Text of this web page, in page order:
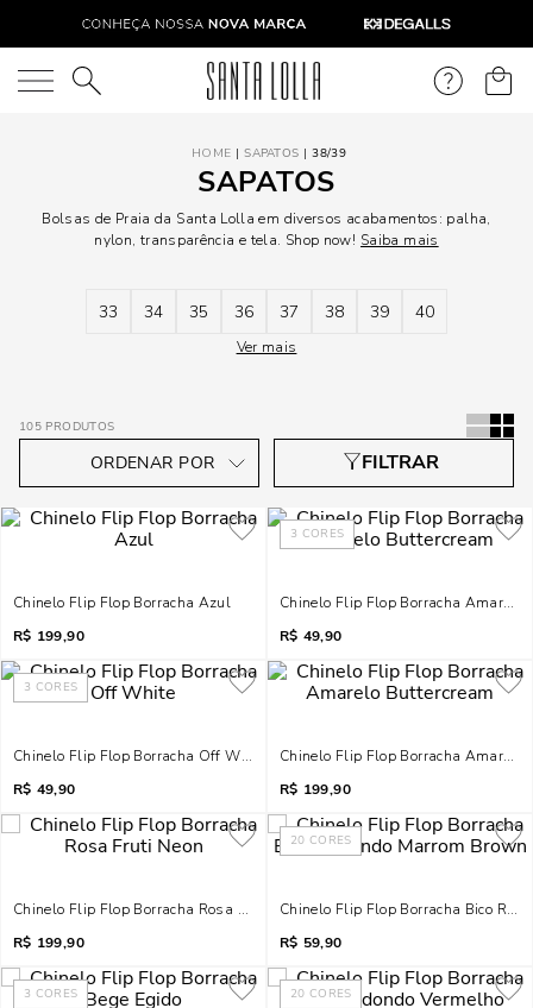
O que você está procurando?
SAPATOS 38/39
SAPATOS
Bolsas de Praia da Santa Lolla em diversos acabamentos: palha,
nylon, transparência e tela. Shop now! Saiba mais
33 34 35 36 37 38 39 40
Ver mais
105 PRODUTOS
Chinelo Flip Flop Borracha Azul
R$ 199,90
3 CORES
Chinelo Flip Flop Borracha Amarelo
R$ 49,90
3 CORES
Chinelo Flip Flop Borracha Off White
R$ 49,90
Chinelo Flip Flop Borracha Amarelo
R$ 199,90
Chinelo Flip Flop Borracha Rosa Fruti Neon
R$ 199,90
20 CORES
Chinelo Flip Flop Borracha Bico
R$ 59,90
3 CORES 20 CORES